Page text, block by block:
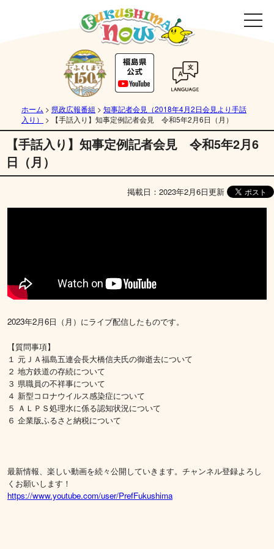
ホーム > 県政広報番組 > 知事記者会見（2018年4月2日会見より手話
入り）
> 【手話入り】知事定例記者会見 令和5年2月6日（月）
【手話入り】知事定例記者会見 令和5年2月6
日（月）
掲載日：2023年2月6日更新
2023年2月6日（月）にライブ配信したものです。
【質問事項】
１ 元ＪＡ福島五連会長大橋信夫氏の御逝去について
２ 地方鉄道の存続について
３ 県職員の不祥事について
４ 新型コロナウイルス感染症について
５ ＡＬＰＳ処理水に係る認知状況について
６ 企業版ふるさと納税について
最新情報、楽しい動画を続々公開していきます。チャンネル登録よろし
くお願いします！
https://www.youtube.com/user/PrefFukushima